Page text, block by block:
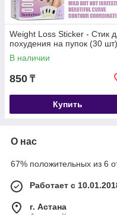
Weight Loss Sticker - Стик
похудения на пупок (30 шт)
В наличии
850 ₸
Купить
О нас
67% положительных из 6
Работает с
г. Астана